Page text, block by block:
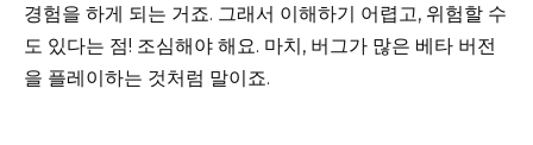
경험을 하게 되는 거죠. 그래서 이해하기 어렵고, 위험할 수
도 있다는 점! 조심해야 해요. 마치, 버그가 많은 베타 버전
을 플레이하는 것처럼 말이죠.